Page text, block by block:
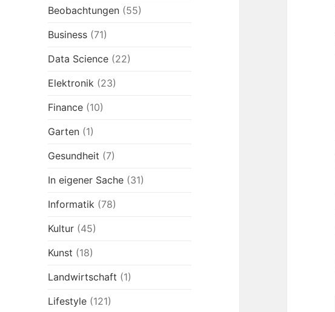
Beobachtungen (55)
Business (71)
Data Science (22)
Elektronik (23)
Finance (10)
Garten (1)
Gesundheit (7)
In eigener Sache (31)
Informatik (78)
Kultur (45)
Kunst (18)
Landwirtschaft (1)
Lifestyle (121)